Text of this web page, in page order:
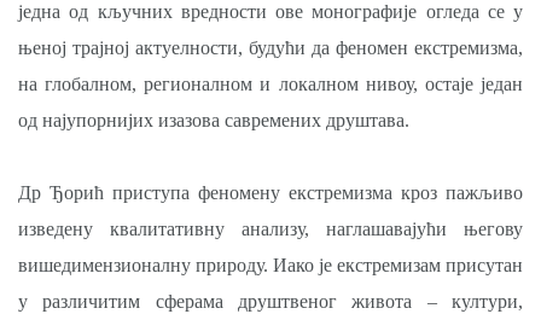
једна од кључних вредности ове монографије огледа се у
њеној трајној актуелности, будући да феномен екстремизма,
на глобалном, регионалном и локалном нивоу, остаје један
од најупорнијих изазова савремених друштава.
Др Ђорић приступа феномену екстремизма кроз пажљиво
изведену квалитативну анализу, наглашавајући његову
вишедимензионалну природу. Иако је екстремизам присутан
у различитим сферама друштвеног живота – култури,